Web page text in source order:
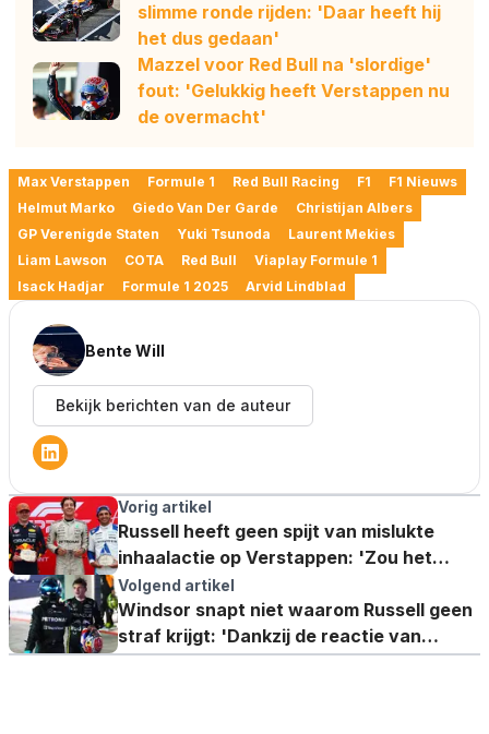
slimme ronde rijden: 'Daar heeft hij
het dus gedaan'
Mazzel voor Red Bull na 'slordige'
fout: 'Gelukkig heeft Verstappen nu
de overmacht'
Max Verstappen Formule 1 Red Bull Racing F1
F1 Nieuws
Helmut Marko
Giedo Van Der Garde
Christijan Albers
GP Verenigde Staten
Yuki Tsunoda
Laurent Mekies
Liam Lawson
COTA Red Bull
Viaplay Formule 1
Isack Hadjar
Formule 1 2025 Arvid Lindblad
Bente Will
Bekijk berichten van de auteur
Vorig artikel
Russell heeft geen spijt van mislukte
inhaalactie op Verstappen: 'Zou het
morgen weer doen'
Volgend artikel
Windsor snapt niet waarom Russell geen
straf krijgt: 'Dankzij de reactie van
Verstappen'